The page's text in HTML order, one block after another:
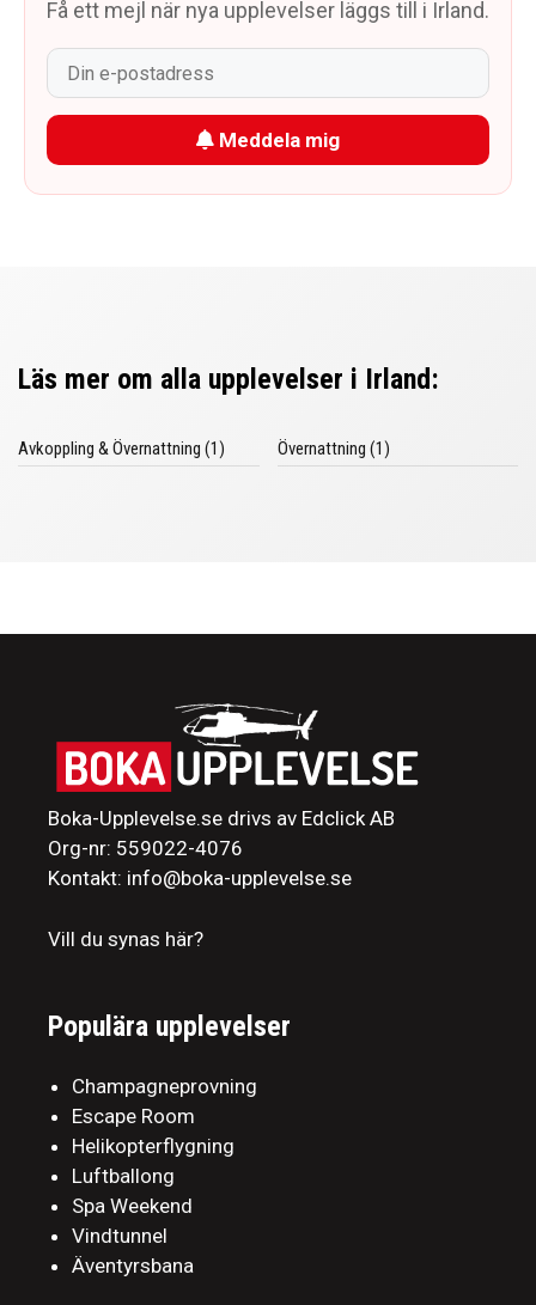
Få ett mejl när nya upplevelser läggs till i Irland.
Meddela mig
Läs mer om alla upplevelser i Irland:
Avkoppling & Övernattning (1) Övernattning (1)
Boka-Upplevelse.se drivs av Edclick AB
Org-nr: 559022-4076
Kontakt: info@boka-upplevelse.se
Vill du synas här?
Populära upplevelser
Champagneprovning
Escape Room
Helikopterflygning
Luftballong
Spa Weekend
Vindtunnel
Äventyrsbana